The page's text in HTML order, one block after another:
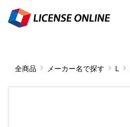
全商品 メーカー名で探す L